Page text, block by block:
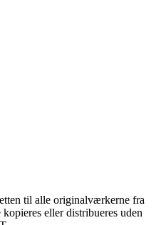
til alle originalværkerne fra
eller distribueres uden